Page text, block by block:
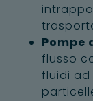
Pompe
flusso
fluidi